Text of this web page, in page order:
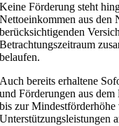
Keine Förderung steht
Nettoeinkommen aus den
berücksichtigenden
Betrachtungszeitraum
belaufen.
Auch bereits erhaltene
und Förderungen aus
bis zur
Unterstützungsleistungen